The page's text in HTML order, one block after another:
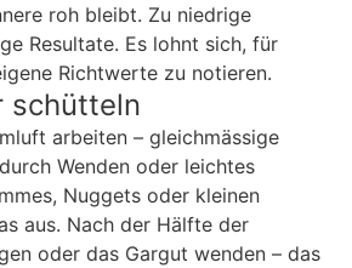
roh bleibt. Zu niedrige
Resultate. Es lohnt sich, für
Richtwerte zu notieren.
schütteln
arbeiten – gleichmässige
Wenden oder leichtes
Nuggets oder kleinen
aus. Nach der Hälfte der
oder das Gargut wenden – das